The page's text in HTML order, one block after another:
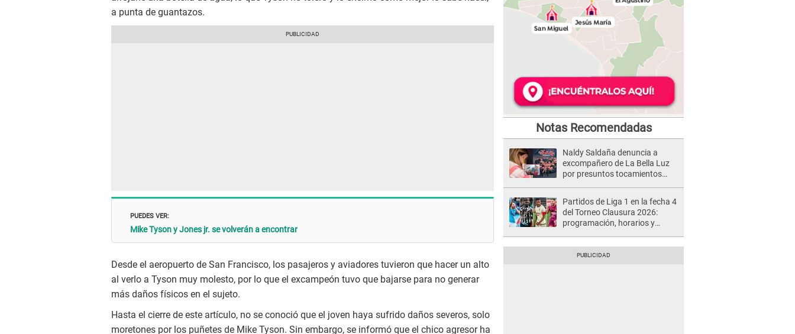
a punta de guantazos.
PUEDES VER:
Mike Tyson y Jones jr. se volverán a encontrar
Desde el aeropuerto de San Francisco, los pasajeros y aviadores tuvieron que hacer un alto
al verlo a Tyson muy molesto, por lo que el excampeón tuvo que bajarse para no generar
más daños físicos en el sujeto.
Hasta el cierre de este artículo, no se conoció que el joven haya sufrido daños severos, solo
moretones por los puñetes de Mike Tyson. Sin embargo, se informó que el chico agresor ha
Notas Recomendadas
Naldy Saldaña denuncia a
excompañero de La Bella Luz
por presuntos tocamientos
Partidos de Liga 1 en la fecha 4
del Torneo Clausura 2026:
programación, horarios y